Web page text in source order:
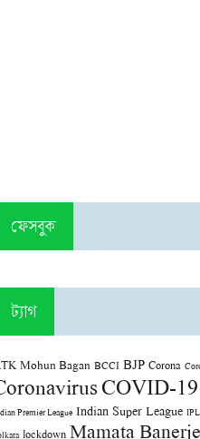
ফেসবুক
ট্যাগ
Mohun Bagan BCCI BJP Corona
COVID-19
Premier League Indian Super League
lockdown Mamata